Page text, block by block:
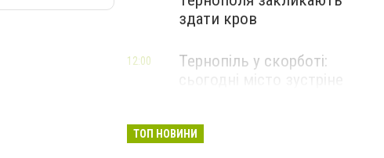
здати кров
Тернопіль у скорботі:
12:00
ТОП НОВИНИ